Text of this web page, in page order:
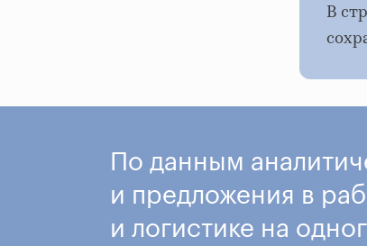
В
По данным
и предложения в
и логистике на